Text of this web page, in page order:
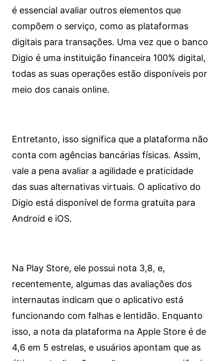
é essencial avaliar outros elementos que
compõem o serviço, como as plataformas
digitais para transações. Uma vez que o banco
Digio é uma instituição financeira 100% digital,
todas as suas operações estão disponíveis por
meio dos canais online.
Entretanto, isso significa que a plataforma não
conta com agências bancárias físicas. Assim,
vale a pena avaliar a agilidade e praticidade
das suas alternativas virtuais. O aplicativo do
Digio está disponível de forma gratuita para
Android e iOS.
Na Play Store, ele possui nota 3,8, e,
recentemente, algumas das avaliações dos
internautas indicam que o aplicativo está
funcionando com falhas e lentidão. Enquanto
isso, a nota da plataforma na Apple Store é de
4,6 em 5 estrelas, e usuários apontam que as